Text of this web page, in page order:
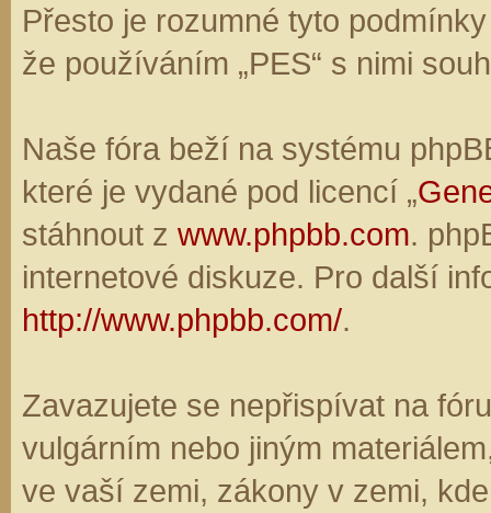
Přesto je rozumné tyto
že používáním „PES“ s nimi
Naše fóra beží na systému
které je vydané pod licencí „
stáhnout z www.phpbb.com.
internetové diskuze. Pro další
http://www.phpbb.com/.
Zavazujete se nepřispívat na
vulgárním nebo jiným
ve vaší zemi, zákony v zemi,